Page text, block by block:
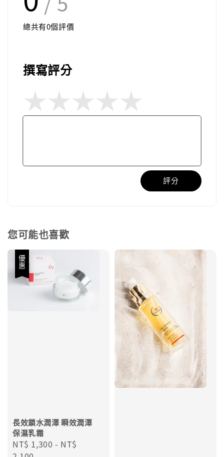
總共有0個評價
撰寫評分
評分
您可能也喜歡
優惠
長效鎖水潤澤 瞬效潤澤
保濕乳霜
Sale
NT$ 1,300 - NT$